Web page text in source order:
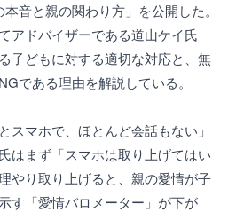
音と親の関わり方」を公開した。
アドバイザーである道山ケイ氏
子どもに対する適切な対応と、無
である理由を解説している。
スマホで、ほとんど会話もない」
はまず「スマホは取り上げてはい
やり取り上げると、親の愛情が子
す「愛情バロメーター」が下が